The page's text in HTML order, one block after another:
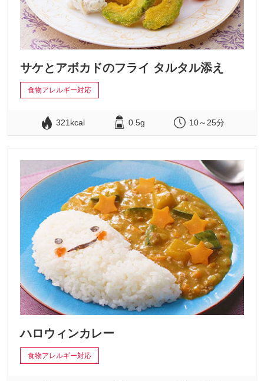
サケとアボカドのフライ タルタル添え
食物アレルギー対応
321kcal 0.5g 10～25分
ハロウィンカレー
食物アレルギー対応